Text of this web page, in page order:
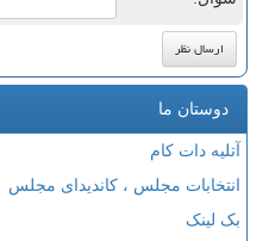
دوستان ما
آتلیه دات کام
انتخابات مجلس ، کاندیدای مجلس
بک لینک